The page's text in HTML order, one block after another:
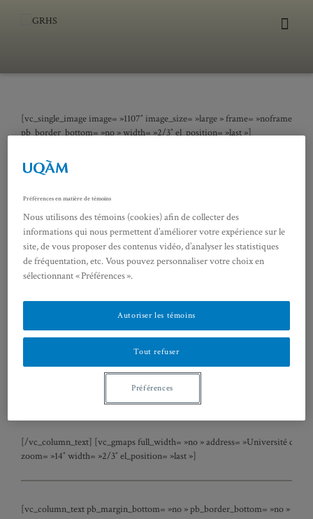
[vc_single_image image= »1107″ image_size= »large » frame= »noframe
pb_border_bottom= »no » width= »2/3″ el_position= »last »]
28 mars 2014
[/vc_column_text]
28 mars 2014, 14h30-16h30
Université du Québec à Montréal
[/vc_column_text] [vc_gmaps full_width= »no » address= »Université du
zoom= »14″ width= »2/3″ el_position= »last »]
[vc_column_text pb_margin_bottom= »no » pb_border_bottom= »no »
Préférences en matière de témoins
Nous utilisons des témoins (cookies) afin de collecter des
informations qui nous permettent d’améliorer votre expérience sur le
site, de vous proposer des contenus vidéo, d’analyser les statistiques
de fréquentation, etc. Vous pouvez personnaliser votre choix en
sélectionnant « Préférences ».
Tout refuser
Autoriser les témoins
Préférences